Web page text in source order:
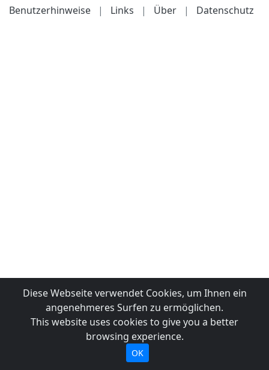
Benutzerhinweise
| Links | Über | Datenschutz
Diese Webseite verwendet Cookies, um Ihnen ein
angenehmeres Surfen zu ermöglichen.
This website uses cookies to give you a better
browsing experience.
OK